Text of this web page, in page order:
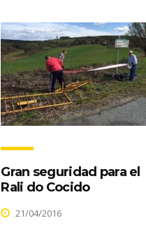
Gran seguridad para el
Rali do Cocido
21/04/2016